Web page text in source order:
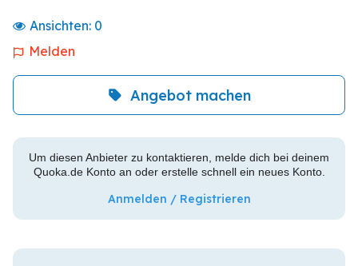
Ansichten: 0
Melden
Angebot machen
Um diesen Anbieter zu kontaktieren, melde dich bei deinem
Quoka.de Konto an oder erstelle schnell ein neues Konto.
Anmelden / Registrieren